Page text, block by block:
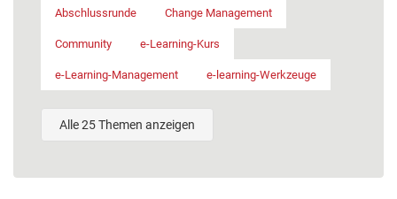
Abschlussrunde Change Management
Community e-Learning-Kurs
e-Learning-Management e-learning-Werkzeuge
Alle 25 Themen anzeigen